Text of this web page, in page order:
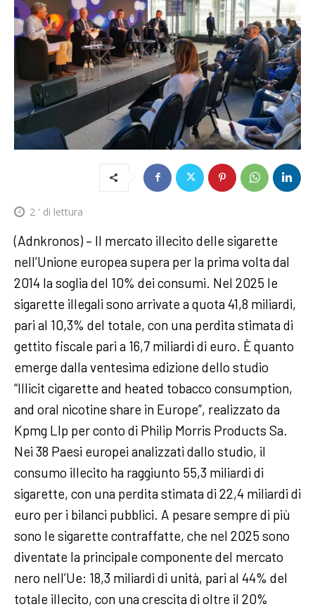
2 ' di lettura
(Adnkronos) – Il mercato illecito delle sigarette
nell’Unione europea supera per la prima volta dal
2014 la soglia del 10% dei consumi. Nel 2025 le
sigarette illegali sono arrivate a quota 41,8 miliardi,
pari al 10,3% del totale, con una perdita stimata di
gettito fiscale pari a 16,7 miliardi di euro. È quanto
emerge dalla ventesima edizione dello studio
“Illicit cigarette and heated tobacco consumption,
and oral nicotine share in Europe”, realizzato da
Kpmg Llp per conto di Philip Morris Products Sa.
Nei 38 Paesi europei analizzati dallo studio, il
consumo illecito ha raggiunto 55,3 miliardi di
sigarette, con una perdita stimata di 22,4 miliardi di
euro per i bilanci pubblici. A pesare sempre di più
sono le sigarette contraffatte, che nel 2025 sono
diventate la principale componente del mercato
nero nell’Ue: 18,3 miliardi di unità, pari al 44% del
totale illecito, con una crescita di oltre il 20%